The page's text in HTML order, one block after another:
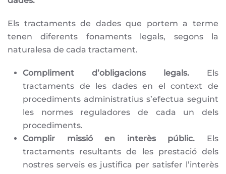
Els tractaments de dades que portem a terme
tenen diferents fonaments legals, segons la
naturalesa de cada tractament.
Compliment d’obligacions legals. Els
tractaments de les dades en el context de
procediments administratius s’efectua seguint
les normes reguladores de cada un dels
procediments.
Complir missió en interès públic. Els
tractaments resultants de les prestació dels
nostres serveis es justifica per satisfer l’interès